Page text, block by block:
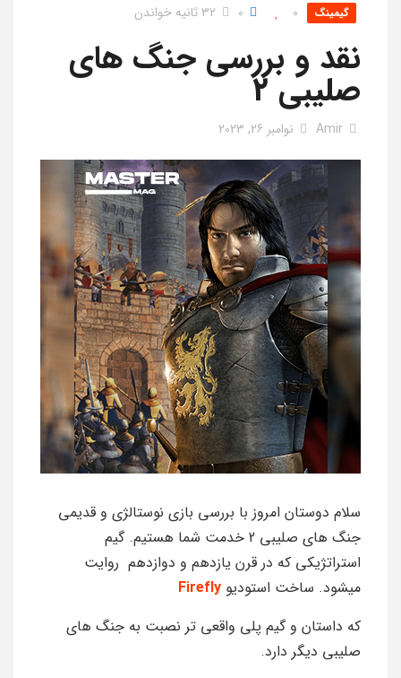
گیمینگ 0
0 32 ثانیه خواندن
نقد و بررسی جنگ های
صلیبی 2
Amir نوامبر 26, 2023
سلام دوستان امروز با بررسی بازی نوستالژی و قدیمی
جنگ های صلیبی 2 خدمت شما هستیم. گیم
استراتژیکی که در قرن یازدهم و دوازدهم روایت
میشود. ساخت استودیو Firefly
که داستان و گیم پلی واقعی تر نصبت به جنگ های
صلیبی دیگر دارد.